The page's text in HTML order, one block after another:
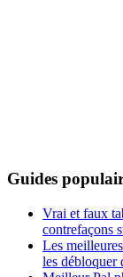
Guides
Vrai et faux
contrefaçons
Les
les débloquer